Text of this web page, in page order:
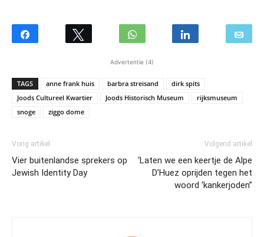
Advertentie (4)
TAGS anne frank huis barbra streisand
dirk spits
Joods Cultureel Kwartier
Joods Historisch Museum
rijksmuseum
snoge
ziggo dome
Vorig artikel
Vier buitenlandse sprekers op
Jewish Identity Day
Volgend artikel
‘Laten we een keertje de Alpe
D’Huez oprijden tegen het
woord ‘kankerjoden”